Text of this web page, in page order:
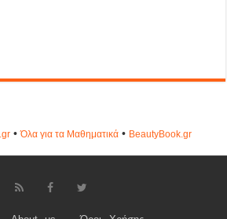
•Όλα για τα Μαθηματικά• ΒeautyΒook.gr